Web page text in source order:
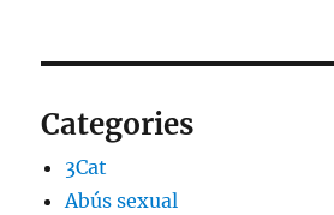
Categories
3Cat
Abús sexual